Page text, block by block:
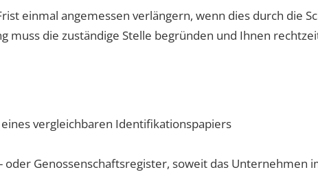
einmal angemessen verlängern, wenn dies durch die
muss die zuständige Stelle begründen und Ihnen
vergleichbaren Identifikationspapiers
oder Genossenschaftsregister, soweit das Unternehmen